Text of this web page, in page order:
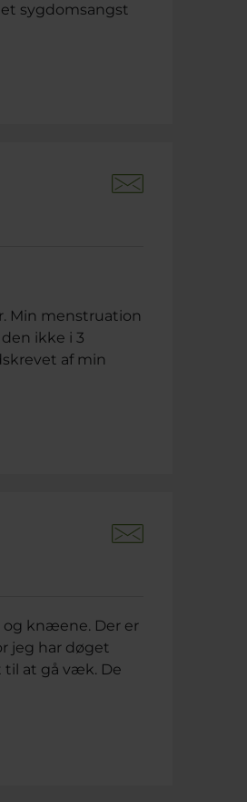
sygdomsangst
Min menstruation
ikke i 3
af min
og knæene. Der er
jeg har døget
til at gå væk. De